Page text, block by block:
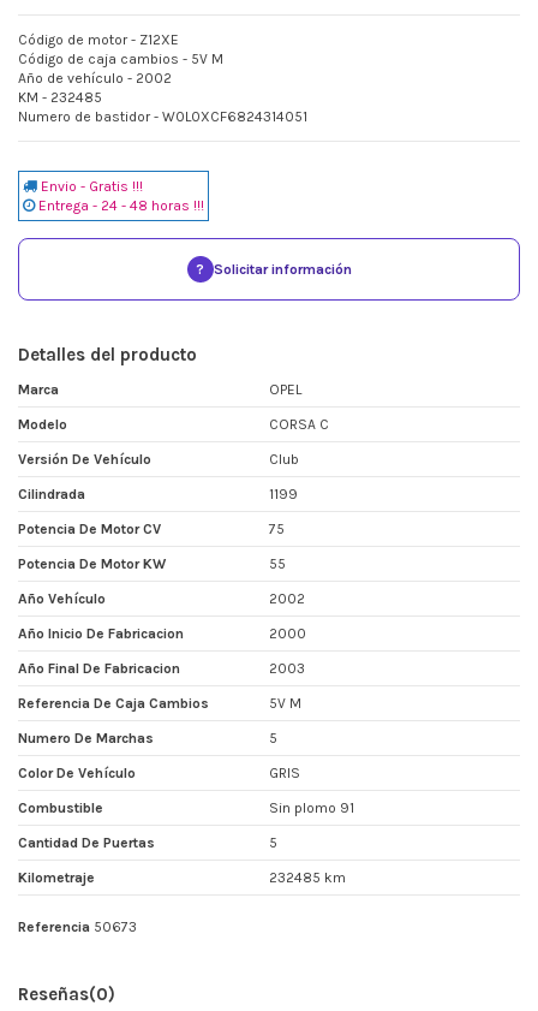
Código de motor - Z12XE
Código de caja cambios - 5V M
Año de vehículo - 2002
KM - 232485
Numero de bastidor - W0L0XCF6824314051
Envio - Gratis !!!
Entrega - 24 - 48 horas !!!
? Solicitar información
Detalles del producto
Marca OPEL
Modelo CORSA C
Versión De Vehículo Club
Cilindrada 1199
Potencia De Motor CV 75
Potencia De Motor KW 55
Año Vehículo 2002
Año Inicio De Fabricacion 2000
Año Final De Fabricacion 2003
Referencia De Caja Cambios 5V M
Numero De Marchas 5
Color De Vehículo GRIS
Combustible Sin plomo 91
Cantidad De Puertas 5
Kilometraje 232485 km
Referencia 50673
Reseñas(0)